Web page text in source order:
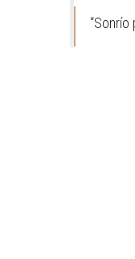
“Sonrío